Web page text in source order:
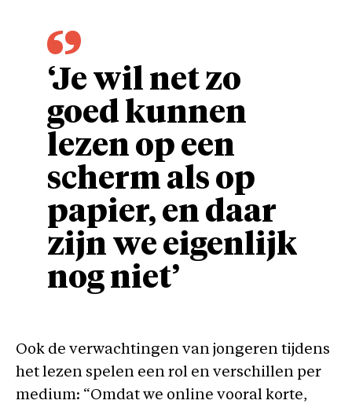
‘Je wil net zo
goed kunnen
lezen op een
scherm als op
papier, en daar
zijn we eigenlijk
nog niet’
Ook de verwachtingen van jongeren tijdens
het lezen spelen een rol en verschillen per
medium: “Omdat we online vooral korte,